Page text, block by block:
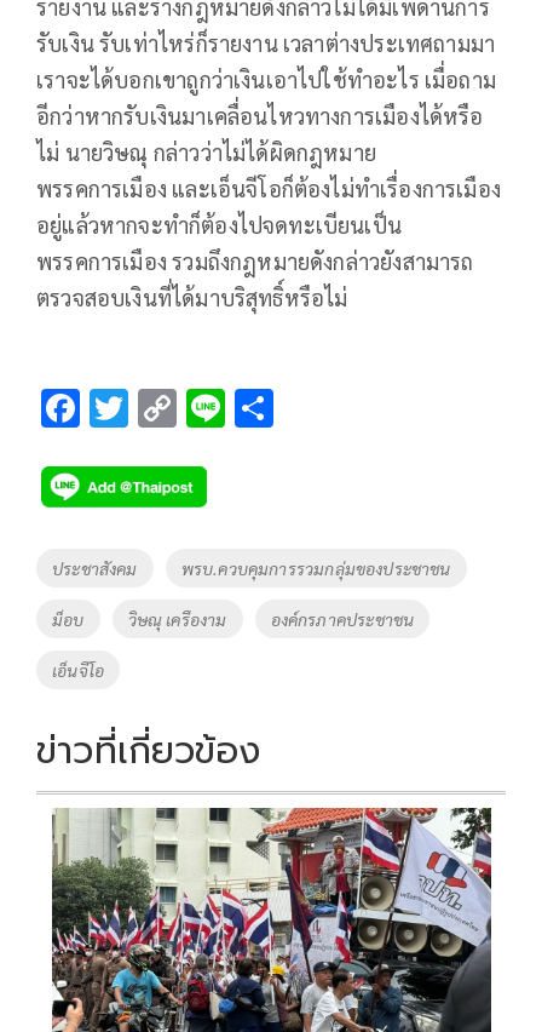
รายงาน และร่างกฎหมายดังกล่าวไม่ได้มีเพดานการ
รับเงิน รับเท่าไหร่ก็รายงาน เวลาต่างประเทศถามมา
เราจะได้บอกเขาถูกว่าเงินเอาไปใช้ทำอะไร เมื่อถาม
อีกว่าหากรับเงินมาเคลื่อนไหวทางการเมืองได้หรือ
ไม่ นายวิษณุ กล่าวว่าไม่ได้ผิดกฎหมาย
พรรคการเมือง และเอ็นจีโอก็ต้องไม่ทำเรื่องการเมือง
อยู่แล้วหากจะทำก็ต้องไปจดทะเบียนเป็น
พรรคการเมือง รวมถึงกฎหมายดังกล่าวยังสามารถ
ตรวจสอบเงินที่ได้มาบริสุทธิ์หรือไม่
F
e
b
o
k
T
tt
er
C
p
y
Li
n
k
Li
Tags
ประชาสังคม พรบ.ควบคุมการรวมกลุ่มของประชาชน
ม็อบ วิษณุ เครืองาม องค์กรภาคประชาชน
เอ็นจีโอ
ข่าวที่เกี่ยวข้อง